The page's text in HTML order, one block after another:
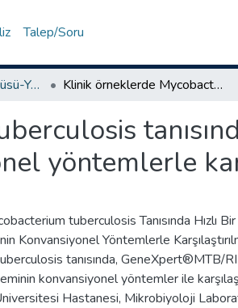
Talep/Soru
Sağlık Bilimleri Enstitüsü-Yüksek Lisans Tezleri Klinik örneklerde Mycobacterium tuberculosis tanısında hızlı bir real time PCR (MTB/RIF) testinin konvansiyonel yöntemlerle karşılaştırılması
yöntemlerle
tuberculosis Tanısında Hızlı
Konvansiyonel Yöntemlerle
tuberculosis tanısında, GeneXpert®MTB/
konvansiyonel yöntemler ile
Hastanesi, Mikrobiyoloji